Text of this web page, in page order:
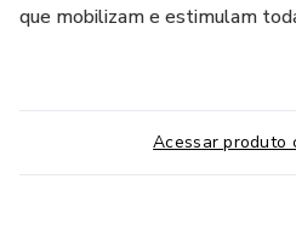
que mobilizam e estimulam
Acessar produto